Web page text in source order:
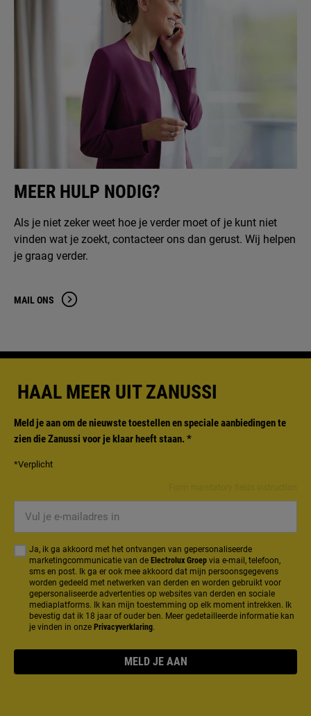
MEER HULP NODIG?
Als je niet zeker weet hoe je verder moet of je kunt niet
vinden wat je zoekt, contacteer ons dan gerust. Wij helpen
je graag verder.
MAIL ONS
HAAL MEER UIT ZANUSSI
Meld je aan om de nieuwste toestellen en speciale aanbiedingen te
zien die Zanussi voor je klaar heeft staan.*
*Verplicht
e-
mailadres
Ja, ik ga akkoord met het ontvangen van gepersonaliseerde
marketingcommunicatie van de Electrolux Groep via e-mail, telefoon,
sms en post. Ik ga er ook mee akkoord dat mijn persoonsgegevens
worden gedeeld met netwerken van derden en worden gebruikt voor
gepersonaliseerde advertenties op websites van derden en sociale
mediaplatforms. Ik kan mijn toestemming op elk moment intrekken. Ik
bevestig dat ik 18 jaar of ouder ben. Meer gedetailleerde informatie kan
je vinden in onze Privacyverklaring.
MELD JE AAN